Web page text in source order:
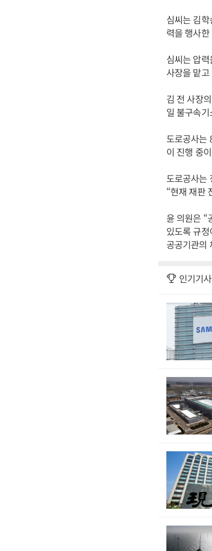
심씨는 김
력을 행사
심씨는 압
사장을 맡
김 전 사장
일 불구속
도로공사는
이 진행 중
도로공사는
“현재 재판
윤 의원은 “
있도록 규
공공기관의
인기기사